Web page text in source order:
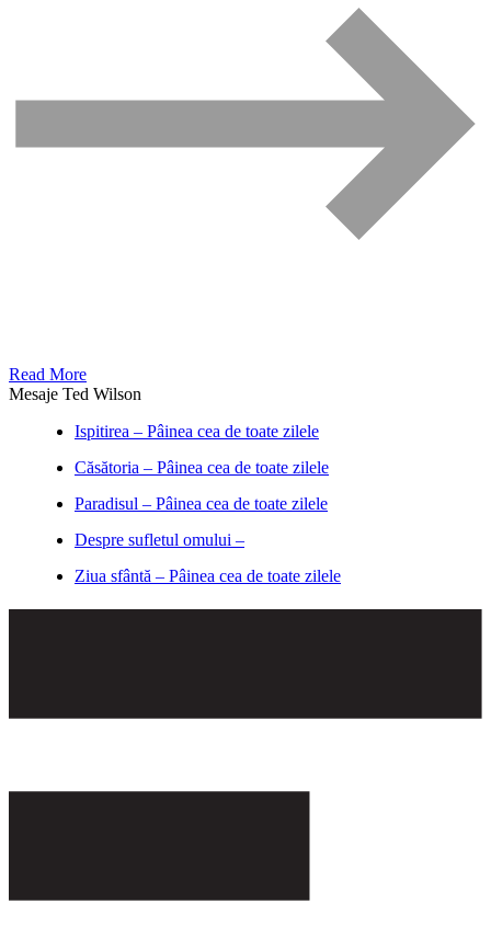
Read More
Mesaje Ted Wilson
Ispitirea – Pâinea cea de toate zilele
Căsătoria – Pâinea cea de toate zilele
Paradisul – Pâinea cea de toate zilele
Despre sufletul omului –
Ziua sfântă – Pâinea cea de toate zilele